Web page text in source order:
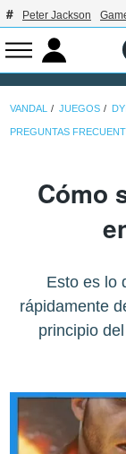
Peter Jackson
VANDAL JUEGOS
PREGUNTAS
Cómo
Esto es lo
rápidamente
principio